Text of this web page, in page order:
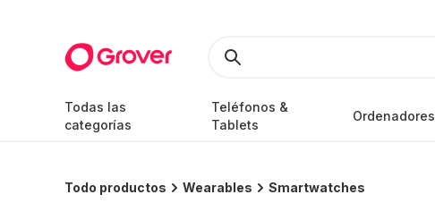
Todas las
categorías
Teléfonos &
Tablets
Ordenadores
Todo productos Wearables Smartwatches